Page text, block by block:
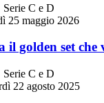
Serie C e D
25 maggio 2026
golden set che
Serie C e D
22 agosto 2025